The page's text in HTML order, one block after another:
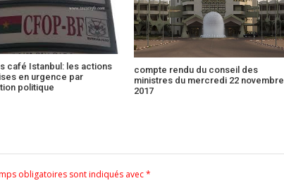
café Istanbul: les actions
en urgence par
politique
compte rendu du conseil des
ministres du mercredi 22 novembre
2017
obligatoires sont indiqués avec*